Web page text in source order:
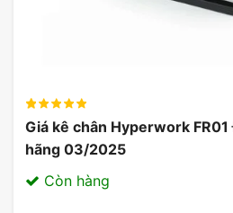
Giá kê chân Hyperwork
hãng 03/2025
Còn hàng